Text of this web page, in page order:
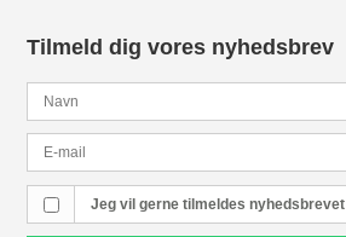
Tilmeld dig vores nyhedsbrev
Jeg vil gerne tilmeldes nyhedsbrevet